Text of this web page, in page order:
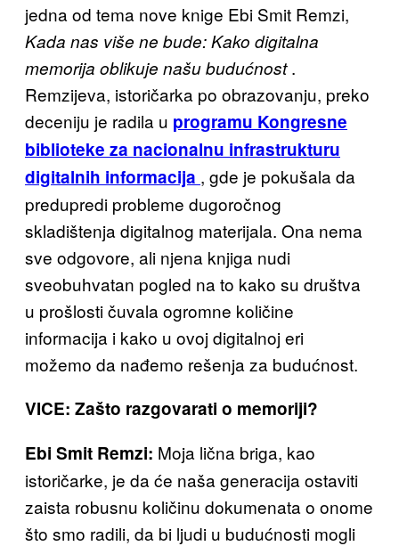
jedna od tema nove knige Ebi Smit Remzi,
Kada nas više ne bude: Kako digitalna
memorija oblikuje našu budućnost.
Remzijeva, istoričarka po obrazovanju, preko
deceniju je radila u programu Kongresne
biblioteke za nacionalnu infrastrukturu
digitalnih informacija , gde je pokušala da
predupredi probleme dugoročnog
skladištenja digitalnog materijala. Ona nema
sve odgovore, ali njena knjiga nudi
sveobuhvatan pogled na to kako su društva
u prošlosti čuvala ogromne količine
informacija i kako u ovoj digitalnoj eri
možemo da nađemo rešenja za budućnost.
VICE: Zašto razgovarati o memoriji?
Ebi Smit Remzi: Moja lična briga, kao
istoričarke, je da će naša generacija ostaviti
zaista robusnu količinu dokumenata o onome
što smo radili, da bi ljudi u budućnosti mogli